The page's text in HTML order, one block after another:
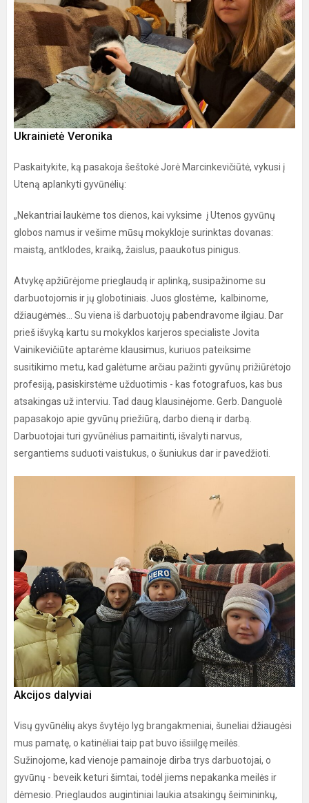
Ukrainietė Veronika
Paskaitykite, ką pasakoja šeštokė Jorė Marcinkevičiūtė, vykusi į
Uteną aplankyti gyvūnėlių:
„Nekantriai laukėme tos dienos, kai vyksime į Utenos gyvūnų
globos namus ir vešime mūsų mokykloje surinktas dovanas:
maistą, antklodes, kraiką, žaislus, paaukotus pinigus.
Atvykę apžiūrėjome prieglaudą ir aplinką, susipažinome su
darbuotojomis ir jų globotiniais. Juos glostėme, kalbinome,
džiaugėmės... Su viena iš darbuotojų pabendravome ilgiau. Dar
prieš išvyką kartu su mokyklos karjeros specialiste Jovita
Vainikevičiūte aptarėme klausimus, kuriuos pateiksime
susitikimo metu, kad galėtume arčiau pažinti gyvūnų prižiūrėtojo
profesiją, pasiskirstėme užduotimis - kas fotografuos, kas bus
atsakingas už interviu. Tad daug klausinėjome. Gerb. Danguolė
papasakojo apie gyvūnų priežiūrą, darbo dieną ir darbą.
Darbuotojai turi gyvūnėlius pamaitinti, išvalyti narvus,
sergantiems suduoti vaistukus, o šuniukus dar ir pavedžioti.
Akcijos dalyviai
Visų gyvūnėlių akys švytėjo lyg brangakmeniai, šuneliai džiaugėsi
mus pamatę, o katinėliai taip pat buvo išsiilgę meilės.
Sužinojome, kad vienoje pamainoje dirba trys darbuotojai, o
gyvūnų - beveik keturi šimtai, todėl jiems nepakanka meilės ir
dėmesio. Prieglaudos augintiniai laukia atsakingų šeimininkų,